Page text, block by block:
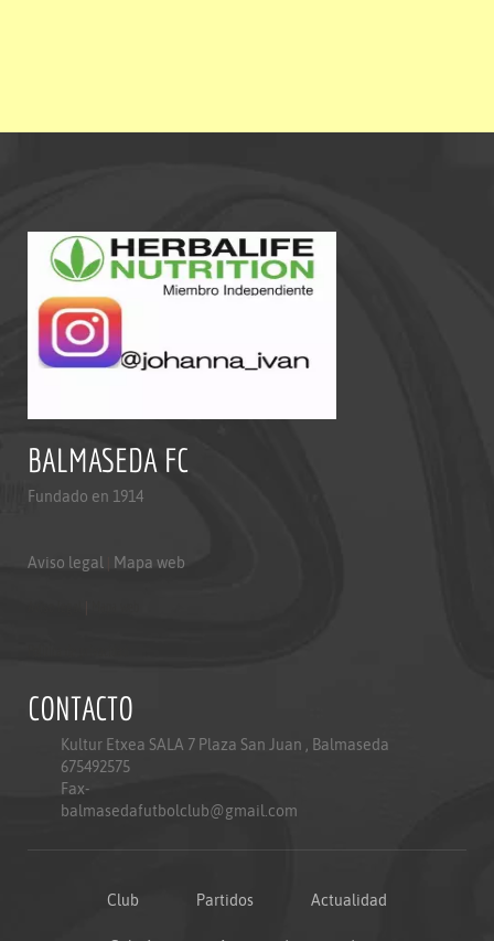
BALMASEDA FC
Fundado en 1914
Aviso legal Mapa web
CONTACTO
Kultur Etxea SALA 7 Plaza San Juan , Balmaseda
675492575
Fax-
balmasedafutbolclub@gmail.com
Club Partidos Actualidad